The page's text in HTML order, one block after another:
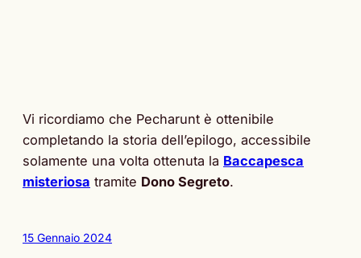
Vi ricordiamo che Pecharunt è ottenibile
completando la storia dell’epilogo, accessibile
solamente una volta ottenuta la Baccapesca
misteriosa tramite Dono Segreto.
15 Gennaio 2024